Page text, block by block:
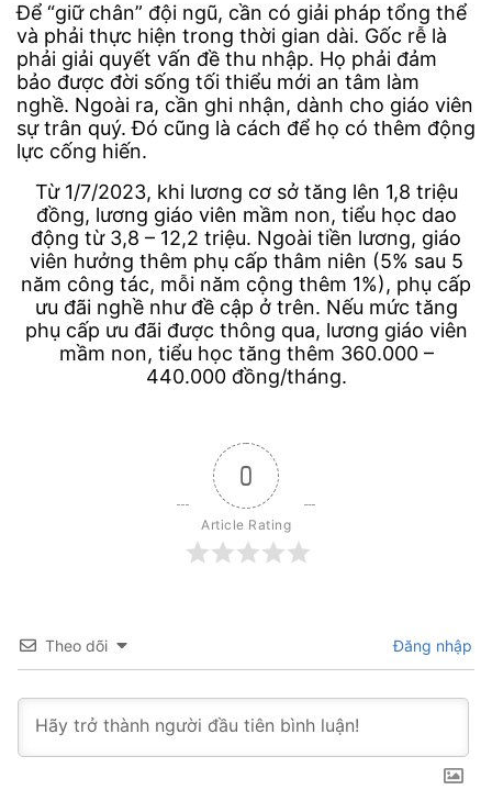
Để “giữ chân” đội ngũ, cần có giải pháp tổng thể
và phải thực hiện trong thời gian dài. Gốc rễ là
phải giải quyết vấn đề thu nhập. Họ phải đảm
bảo được đời sống tối thiểu mới an tâm làm
nghề. Ngoài ra, cần ghi nhận, dành cho giáo viên
sự trân quý. Đó cũng là cách để họ có thêm động
lực cống hiến.
Từ 1/7/2023, khi lương cơ sở tăng lên 1,8 triệu
đồng, lương giáo viên mầm non, tiểu học dao
động từ 3,8 – 12,2 triệu. Ngoài tiền lương, giáo
viên hưởng thêm phụ cấp thâm niên (5% sau 5
năm công tác, mỗi năm cộng thêm 1%), phụ cấp
ưu đãi nghề như đề cập ở trên. Nếu mức tăng
phụ cấp ưu đãi được thông qua, lương giáo viên
mầm non, tiểu học tăng thêm 360.000 –
440.000 đồng/tháng.
0
Article Rating
Theo dõi Đăng nhập